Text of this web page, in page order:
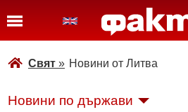
Свят » Новини от Литва
Новини по държави